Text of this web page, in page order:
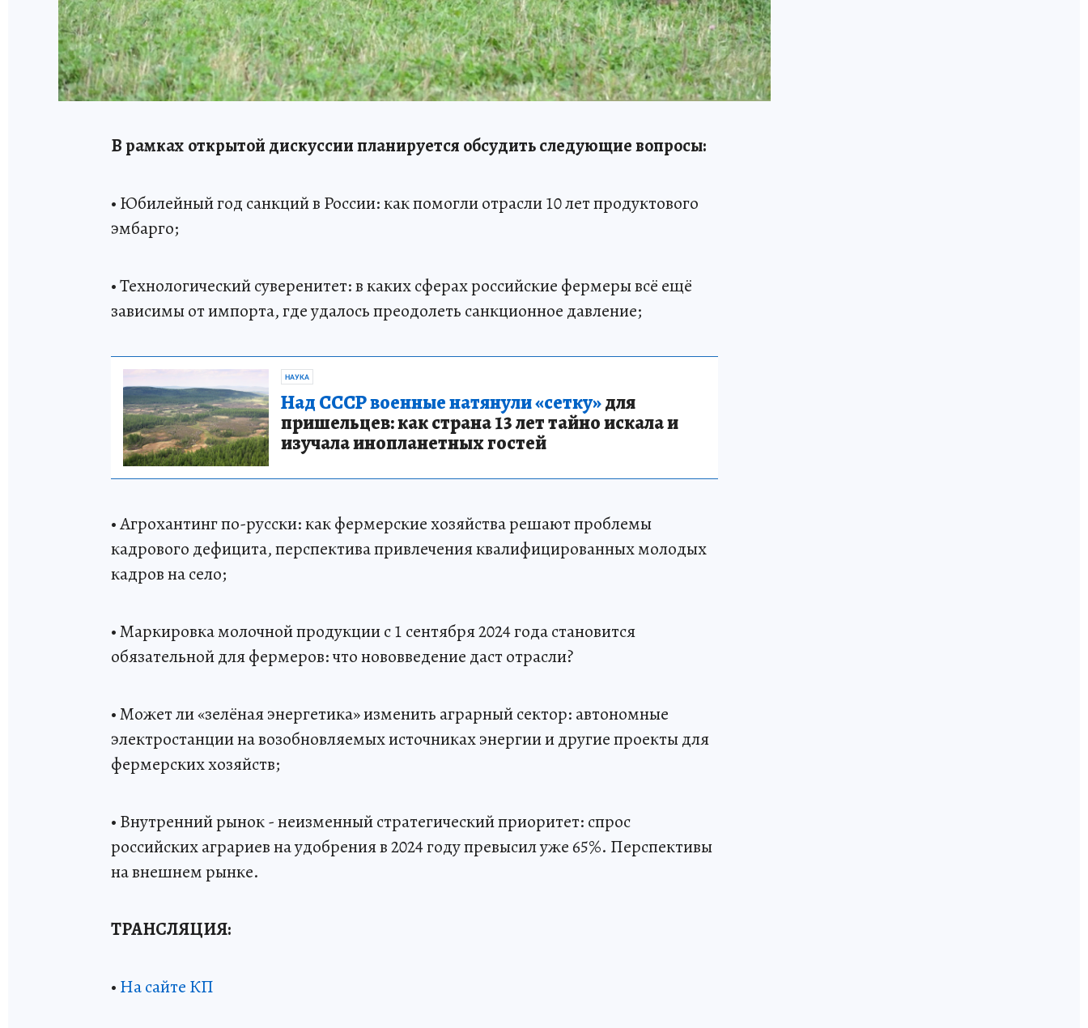
В рамках открытой дискуссии планируется обсудить следующие вопросы:
• Юбилейный год санкций в России: как помогли отрасли 10 лет продуктового
эмбарго;
• Технологический суверенитет: в каких сферах российские фермеры всё ещё
зависимы от импорта, где удалось преодолеть санкционное давление;
НАУКА
Над СССР военные натянули «сетку»для
пришельцев: как страна 13 лет тайно искала и
изучала инопланетных гостей
• Агрохантинг по-русски: как фермерские хозяйства решают проблемы
кадрового дефицита, перспектива привлечения квалифицированных молодых
кадров на село;
• Маркировка молочной продукции с 1 сентября 2024 года становится
обязательной для фермеров: что нововведение даст отрасли?
• Может ли «зелёная энергетика» изменить аграрный сектор: автономные
электростанции на возобновляемых источниках энергии и другие проекты для
фермерских хозяйств;
• Внутренний рынок - неизменный стратегический приоритет: спрос
российских аграриев на удобрения в 2024 году превысил уже 65%. Перспективы
на внешнем рынке.
ТРАНСЛЯЦИЯ:
• На сайте КП